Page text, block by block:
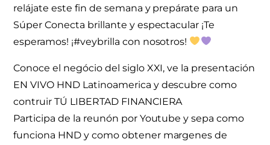
relájate este fin de semana y prepárate para un
Súper Conecta brillante y espectacular ¡Te
esperamos! ¡#veybrilla con nosotros!
Conoce el negócio del siglo XXI, ve la presentación
EN VIVO HND Latinoamerica y descubre como
contruir TÚ LIBERTAD FINANCIERA
Participa de la reunón por Youtube y sepa como
funciona HND y como obtener margenes de